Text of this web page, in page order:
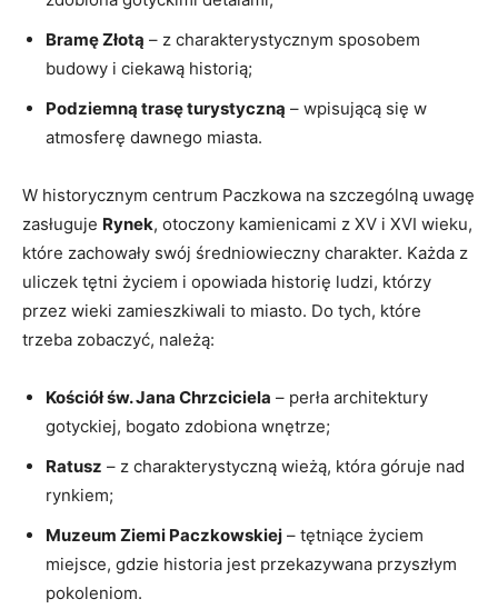
Bramę ‍Złotą – z charakterystycznym sposobem⁣
budowy i ciekawą‍ historią;
Podziemną ‍trasę⁤ turystyczną ‌– wpisującą się w
atmosferę dawnego miasta.
W ​historycznym centrum Paczkowa na szczególną uwagę
​zasługuje Rynek, otoczony kamienicami⁣ z XV i XVI wieku,
które zachowały swój ⁤średniowieczny charakter. Każda⁤ z
uliczek tętni życiem⁢ i opowiada historię ludzi, którzy
‍przez wieki zamieszkiwali to miasto. Do tych, które
trzeba⁤ zobaczyć, należą:
Kościół św. ​Jana Chrzciciela – perła architektury⁤
gotyckiej, ‌bogato zdobiona ‌wnętrze;
Ratusz –⁣ z charakterystyczną ⁣wieżą, która góruje nad
‌rynkiem;
Muzeum Ziemi Paczkowskiej – tętniące ‍życiem
miejsce, gdzie historia jest przekazywana przyszłym
pokoleniom.